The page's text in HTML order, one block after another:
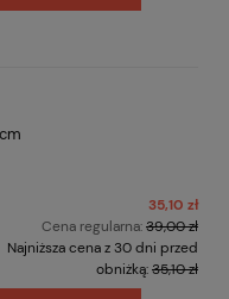
35,10 zł
Cena regularna:39,00 zł
Najniższa cena z 30 dni przed
obniżką:35,10 zł